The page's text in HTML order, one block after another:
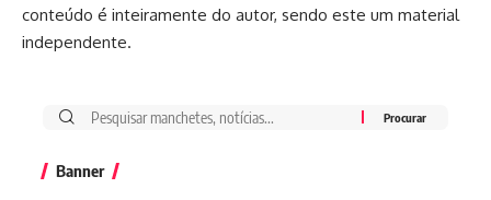
conteúdo é inteiramente do autor, sendo este um material
independente.
Banner